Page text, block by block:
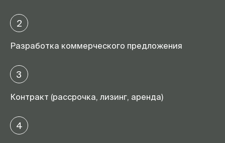
2
Разработка коммерческого предложения
3
Контракт (рассрочка, лизинг, аренда)
4